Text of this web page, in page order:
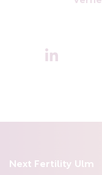
Next Fertility Ulm